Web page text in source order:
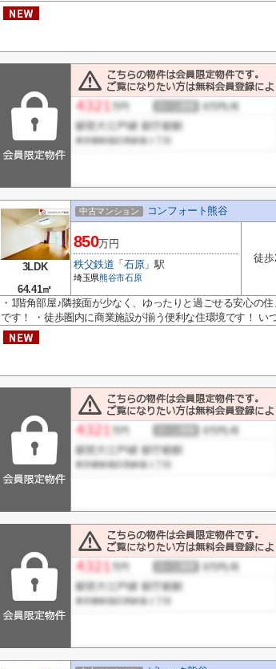
3LDK
64.41㎡
中古マンション コンフォート熊谷
850万円
秩父鉄道 「石原」駅
埼玉県熊谷市石原
徒歩
・1階角部屋♪隣接面が少なく、ゆったりと過ごせる安心の
です！ ・徒歩圏内に商業施設が揃う便利な住環境です！ い